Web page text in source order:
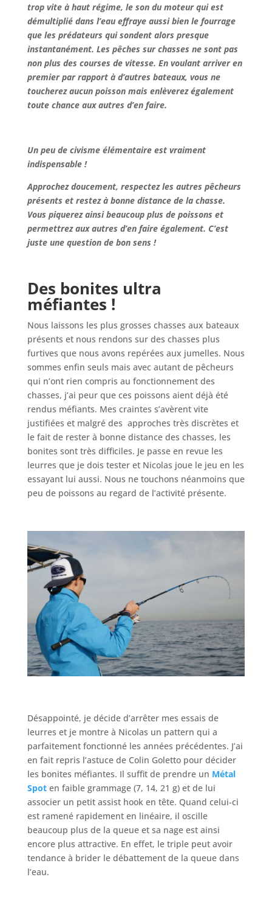
trop vite à haut régime, le son du moteur qui est
démultiplié dans l’eau effraye aussi bien le fourrage
que les prédateurs qui sondent alors presque
instantanément. Les pêches sur chasses ne sont pas
non plus des courses de vitesse. En voulant arriver en
premier par rapport à d’autres bateaux, vous ne
toucherez aucun poisson mais enlèverez également
toute chance aux autres d’en faire.
Un peu de civisme élémentaire est vraiment
indispensable !
Approchez doucement, respectez les autres pêcheurs
présents et restez à bonne distance de la chasse.
Vous piquerez ainsi beaucoup plus de poissons et
permettrez aux autres d’en faire également. C’est
juste une question de bon sens !
Des bonites ultra
méfiantes !
Nous laissons les plus grosses chasses aux bateaux
présents et nous rendons sur des chasses plus
furtives que nous avons repérées aux jumelles. Nous
sommes enfin seuls mais avec autant de pêcheurs
qui n’ont rien compris au fonctionnement des
chasses, j’ai peur que ces poissons aient déjà été
rendus méfiants. Mes craintes s’avèrent vite
justifiées et malgré des approches très discrètes et
le fait de rester à bonne distance des chasses, les
bonites sont très difficiles. Je passe en revue les
leurres que je dois tester et Nicolas joue le jeu en les
essayant lui aussi. Nous ne touchons néanmoins que
peu de poissons au regard de l’activité présente.
Désappointé, je décide d’arrêter mes essais de
leurres et je montre à Nicolas un pattern qui a
parfaitement fonctionné les années précédentes. J’ai
en fait repris l’astuce de Colin Goletto pour décider
les bonites méfiantes. Il suffit de prendre un Métal
Spot en faible grammage (7, 14, 21 g) et de lui
associer un petit assist hook en tête. Quand celui-ci
est ramené rapidement en linéaire, il oscille
beaucoup plus de la queue et sa nage est ainsi
encore plus attractive. En effet, le triple peut avoir
tendance à brider le débattement de la queue dans
l’eau.